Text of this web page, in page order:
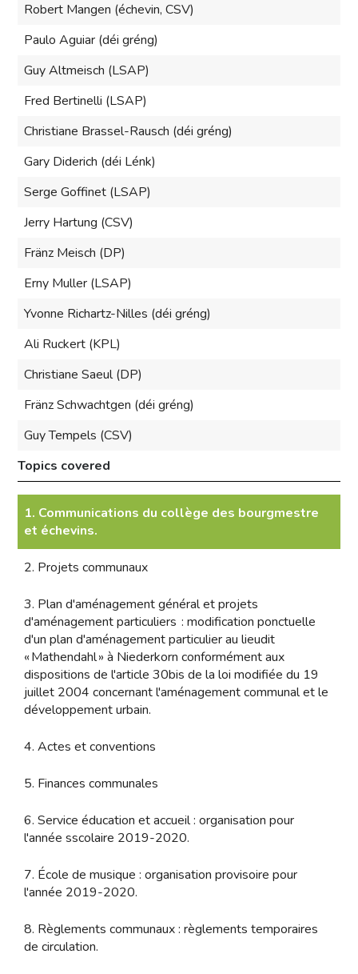
Robert Mangen (échevin, CSV)
Paulo Aguiar (déi gréng)
Guy Altmeisch (LSAP)
Fred Bertinelli (LSAP)
Christiane Brassel-Rausch (déi gréng)
Gary Diderich (déi Lénk)
Serge Goffinet (LSAP)
Jerry Hartung (CSV)
Fränz Meisch (DP)
Erny Muller (LSAP)
Yvonne Richartz-Nilles (déi gréng)
Ali Ruckert (KPL)
Christiane Saeul (DP)
Fränz Schwachtgen (déi gréng)
Guy Tempels (CSV)
Topics covered
1. Communications du collège des bourgmestre
et échevins.
2. Projets communaux
3. Plan d'aménagement général et projets
d'aménagement particuliers : modification ponctuelle
d'un plan d'aménagement particulier au lieudit
« Mathendahl » à Niederkorn conformément aux
dispositions de l'article 30bis de la loi modifiée du 19
juillet 2004 concernant l'aménagement communal et le
développement urbain.
4. Actes et conventions
5. Finances communales
6. Service éducation et accueil : organisation pour
l'année sscolaire 2019-2020.
7. École de musique : organisation provisoire pour
l'année 2019-2020.
8. Règlements communaux : règlements temporaires
de circulation.